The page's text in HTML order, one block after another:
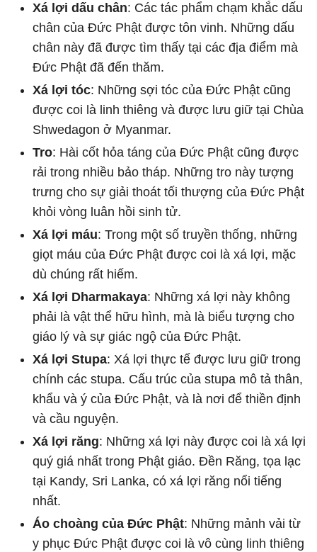
Xá lợi dấu chân: Các tác phẩm chạm khắc dấu
chân của Đức Phật được tôn vinh. Những dấu
chân này đã được tìm thấy tại các địa điểm mà
Đức Phật đã đến thăm.
Xá lợi tóc: Những sợi tóc của Đức Phật cũng
được coi là linh thiêng và được lưu giữ tại Chùa
Shwedagon ở Myanmar.
Tro: Hài cốt hỏa táng của Đức Phật cũng được
rải trong nhiều bảo tháp. Những tro này tượng
trưng cho sự giải thoát tối thượng của Đức Phật
khỏi vòng luân hồi sinh tử.
Xá lợi máu: Trong một số truyền thống, những
giọt máu của Đức Phật được coi là xá lợi, mặc
dù chúng rất hiếm.
Xá lợi Dharmakaya: Những xá lợi này không
phải là vật thể hữu hình, mà là biểu tượng cho
giáo lý và sự giác ngộ của Đức Phật.
Xá lợi Stupa: Xá lợi thực tế được lưu giữ trong
chính các stupa. Cấu trúc của stupa mô tả thân,
khẩu và ý của Đức Phật, và là nơi để thiền định
và cầu nguyện.
Xá lợi răng: Những xá lợi này được coi là xá lợi
quý giá nhất trong Phật giáo. Đền Răng, tọa lạc
tại Kandy, Sri Lanka, có xá lợi răng nổi tiếng
nhất.
Áo choàng của Đức Phật: Những mảnh vải từ
y phục Đức Phật được coi là vô cùng linh thiêng